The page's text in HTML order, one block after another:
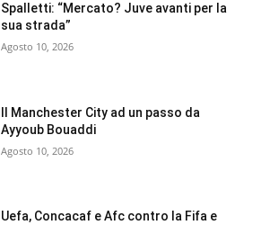
Spalletti: “Mercato? Juve avanti per la
sua strada”
Agosto 10, 2026
Il Manchester City ad un passo da
Ayyoub Bouaddi
Agosto 10, 2026
Uefa, Concacaf e Afc contro la Fifa e